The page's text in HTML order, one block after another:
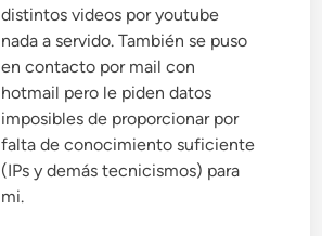
distintos videos por youtube
nada a servido. También se puso
en contacto por mail con
hotmail pero le piden datos
imposibles de proporcionar por
falta de conocimiento suficiente
(IPs y demás tecnicismos) para
mi.